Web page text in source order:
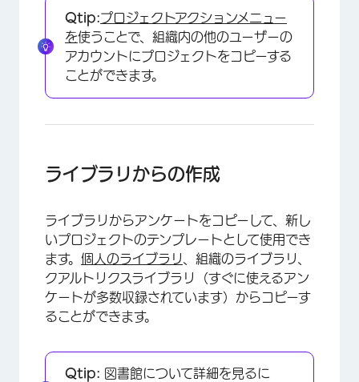
×
Qtip:プロジェクトアクションメニュー
を使うことで、組織内の他のユーザーの
アカウントにプロジェクトをコピーする
ことができます。
ライブラリからの作成
ライブラリからアンケートをコピーして、新し
いプロジェクトのテンプレートとして使用でき
ます。 個人のライブラリ、組織のライブラリ、
クアルトリクスライブラリ（すぐに使えるアン
ケートが多数収録されています）からコピーす
ることができます。
Qtip: 図書館について詳細を見るに